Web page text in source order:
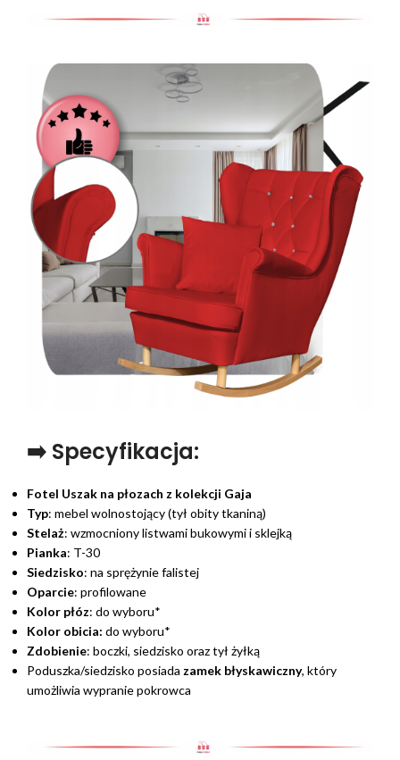
➡️ Specyfikacja:
Fotel Uszak na płozach z kolekcji Gaja
Typ: mebel wolnostojący (tył obity tkaniną)
Stelaż: wzmocniony listwami bukowymi i sklejką
Pianka: T-30
Siedzisko: na sprężynie falistej
Oparcie: profilowane
Kolor płóz: do wyboru*
Kolor obicia: do wyboru*
Zdobienie: boczki, siedzisko oraz tył żyłką
Poduszka/siedzisko posiada zamek błyskawiczny, który
umożliwia wypranie pokrowca